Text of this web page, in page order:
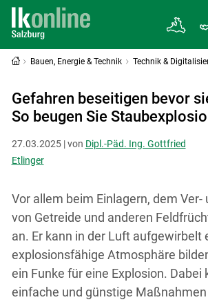
Bauen, Energie & Technik Technik &
Gefahren beseitigen bevor
So beugen Sie
27.03.2025 | von Dipl.-Päd. Ing. Gottfried
Etlinger
Vor allem beim Einlagern, dem Ver-
von Getreide und anderen
an. Er kann in der Luft aufgewirbelt
explosionsfähige Atmosphäre
ein Funke für eine Explosion. Dabei
einfache und günstige